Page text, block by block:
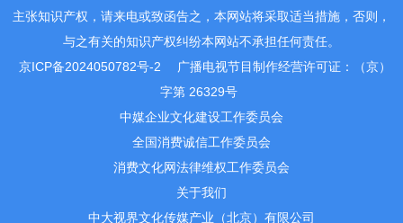
主张知识产权，请来电或致函告之，本网站将采取适当措施，否则，
与之有关的知识产权纠纷本网站不承担任何责任。
京ICP备2024050782号-2
广播电视节目制作经营许可证：（京）
字第 26329号
中媒企业文化建设工作委员会
全国消费诚信工作委员会
消费文化网法律维权工作委员会
关于我们
中大视界文化传媒产业（北京）有限公司